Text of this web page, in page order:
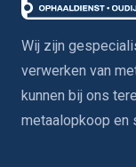
Wij zijn
verwerken van
kunnen bij ons
metaalopkoop en